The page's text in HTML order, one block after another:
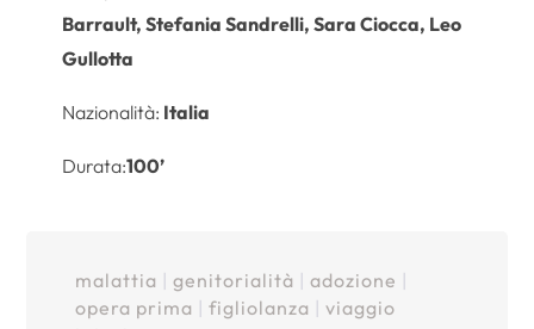
Barrault, Stefania Sandrelli, Sara Ciocca, Leo
Gullotta
Nazionalità: Italia
Durata:100’
malattia genitorialità adozione
opera prima
figliolanza
viaggio